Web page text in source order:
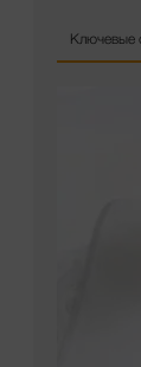
Ключевые